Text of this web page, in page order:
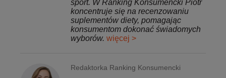
sport. W Ranking Konsumencki Piotr
koncentruje się na recenzowaniu
suplementów diety, pomagając
konsumentom dokonać świadomych
wyborów. więcej >
Redaktorka Ranking Konsumencki